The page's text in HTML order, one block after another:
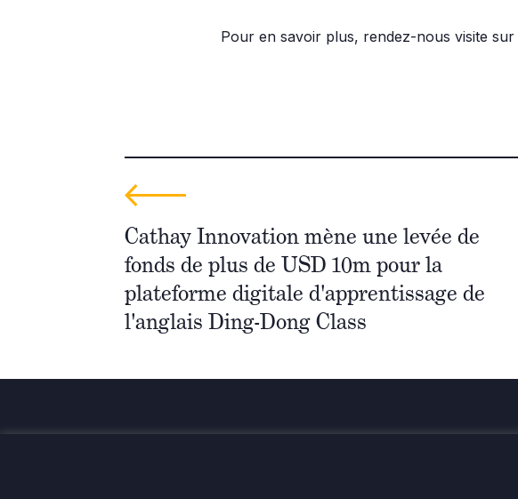
Pour en savoir plus, rendez-nous visite sur
Cathay Innovation mène une levée de
fonds de plus de USD 10m pour la
plateforme digitale d'apprentissage de
l'anglais Ding-Dong Class